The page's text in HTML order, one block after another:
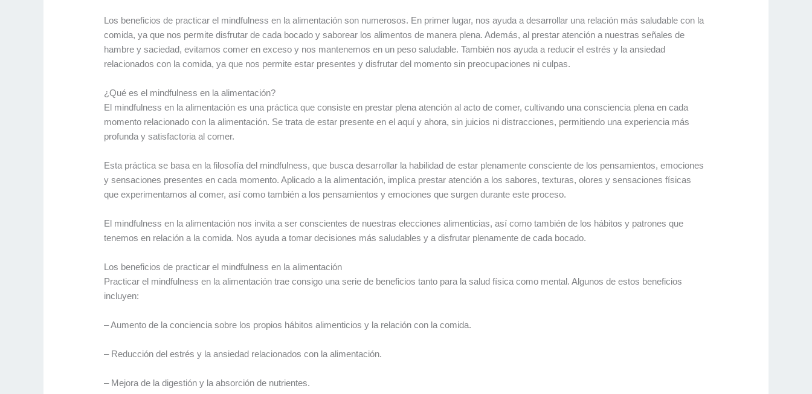
Los beneficios de practicar el mindfulness en la alimentación son numerosos. En primer lugar, nos ayuda a desarrollar una relación más saludable con la
comida, ya que nos permite disfrutar de cada bocado y saborear los alimentos de manera plena. Además, al prestar atención a nuestras señales de
hambre y saciedad, evitamos comer en exceso y nos mantenemos en un peso saludable. También nos ayuda a reducir el estrés y la ansiedad
relacionados con la comida, ya que nos permite estar presentes y disfrutar del momento sin preocupaciones ni culpas.
¿Qué es el mindfulness en la alimentación?
El mindfulness en la alimentación es una práctica que consiste en prestar plena atención al acto de comer, cultivando una consciencia plena en cada
momento relacionado con la alimentación. Se trata de estar presente en el aquí y ahora, sin juicios ni distracciones, permitiendo una experiencia más
profunda y satisfactoria al comer.
Esta práctica se basa en la filosofía del mindfulness, que busca desarrollar la habilidad de estar plenamente consciente de los pensamientos, emociones
y sensaciones presentes en cada momento. Aplicado a la alimentación, implica prestar atención a los sabores, texturas, olores y sensaciones físicas
que experimentamos al comer, así como también a los pensamientos y emociones que surgen durante este proceso.
El mindfulness en la alimentación nos invita a ser conscientes de nuestras elecciones alimenticias, así como también de los hábitos y patrones que
tenemos en relación a la comida. Nos ayuda a tomar decisiones más saludables y a disfrutar plenamente de cada bocado.
Los beneficios de practicar el mindfulness en la alimentación
Practicar el mindfulness en la alimentación trae consigo una serie de beneficios tanto para la salud física como mental. Algunos de estos beneficios
incluyen:
– Aumento de la conciencia sobre los propios hábitos alimenticios y la relación con la comida.
– Reducción del estrés y la ansiedad relacionados con la alimentación.
– Mejora de la digestión y la absorción de nutrientes.